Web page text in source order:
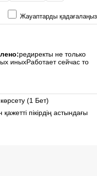
Жауаптарды қадағалаңыз
редиректы не только
иныхРаботает сейчас то
(1 Бет)
пікірдің астындағы